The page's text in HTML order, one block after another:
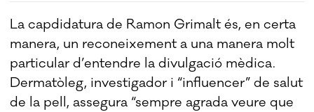
La capdidatura de Ramon Grimalt és, en certa
manera, un reconeixement a una manera molt
particular d’entendre la divulgació mèdica.
Dermatòleg, investigador i “influencer” de salut
de la pell, assegura “sempre agrada veure que